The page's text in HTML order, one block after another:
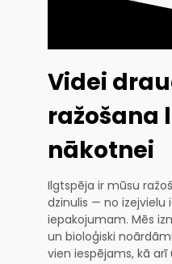
Videi
ražošana
nākotnei
Ilgtspēja ir mūsu
dzinulis — no izejvielu
iepakojumam. Mēs
un bioloģiski
vien iespējams, kā